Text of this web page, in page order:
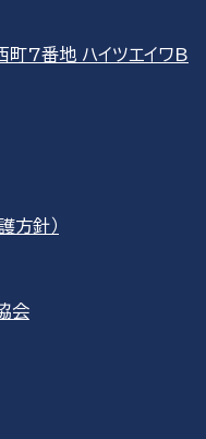
町7番地 ハイツエイワB
方針）
会